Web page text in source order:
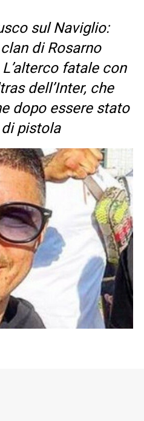
sul Naviglio:
di Rosarno
fatale con
dell’Inter, che
dopo essere stato
pistola